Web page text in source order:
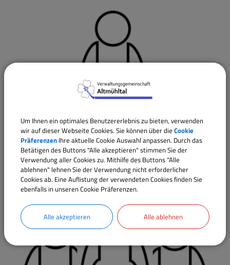
Ausschüsse
Um Ihnen ein optimales Benutzererlebnis zu bieten, verwenden
wir auf dieser Webseite Cookies. Sie können über die Cookie
Präferenzen Ihre aktuelle Cookie Auswahl anpassen. Durch das
Betätigen des Buttons "Alle akzeptieren" stimmen Sie der
Verwendung aller Cookies zu. Mithilfe des Buttons "Alle
ablehnen" lehnen Sie der Verwendung nicht erforderlicher
Cookies ab. Eine Auflistung der verwendeten Cookies finden Sie
ebenfalls in unseren Cookie Präferenzen.
Alle akzeptieren Alle ablehnen